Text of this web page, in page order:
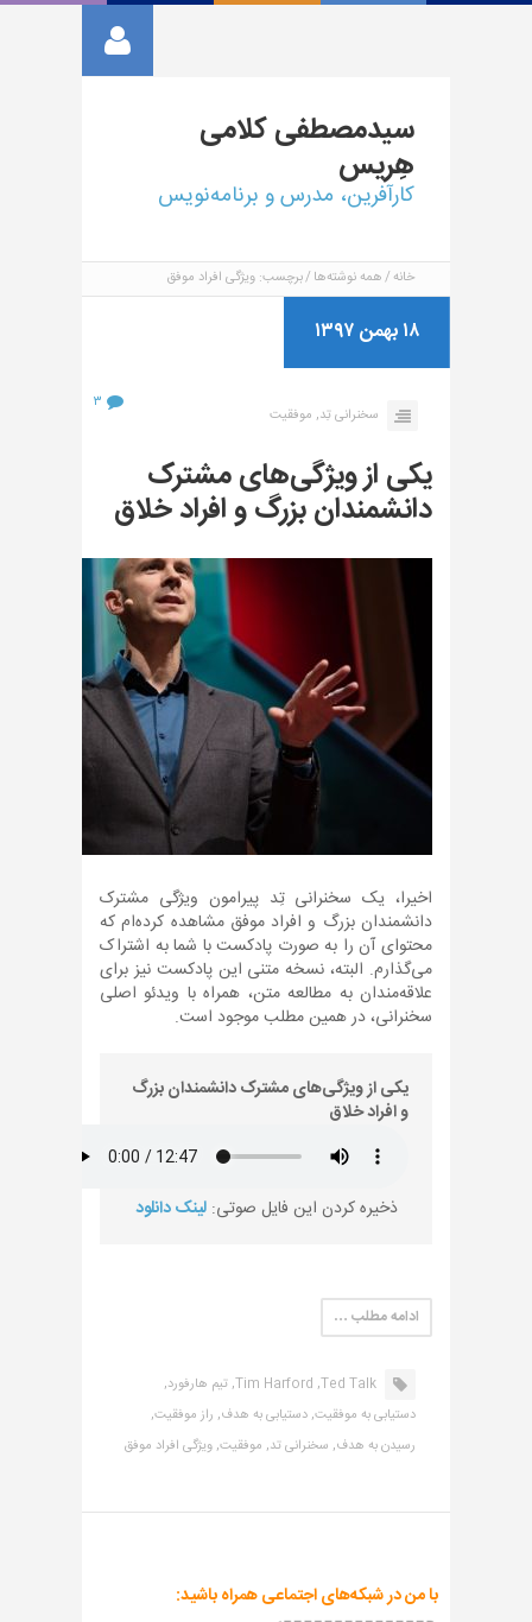
سیدمصطفیکلامی
هِریس
کارآفرین، مدرس و برنامه‌نویس
خانه همه نوشته‌ها برچسب: ویژگی افراد موفق
۱۸ بهمن ۱۳۹۷
سخنرانی تِد, موفقیت
۳
یکی از ویژگی‌های مشترک
دانشمندان بزرگ و افراد خلاق
اخیرا، یک سخنرانی تِد پیرامون ویژگی مشترک
دانشمندان بزرگ و افراد موفق مشاهده کرده‌ام که
محتوای آن را به صورت پادکست با شما به اشتراک
می‌گذارم. البته، نسخه متنی این پادکست نیز برای
علاقه‌مندان به مطالعه متن، همراه با ویدئو اصلی
سخنرانی، در همین مطلب موجود است.
یکی از ویژگی‌های مشترک دانشمندان بزرگ
و افراد خلاق
ذخیره کردن این فایل صوتی:لینک دانلود
ادامه مطلب …
Ted Talk,
Tim Harford, تیم هارفورد,
دستیابی به موفقیت,دستیابی به هدف, راز موفقیت,
رسیدن به هدف, سخنرانی تد, موفقیت,ویژگی افراد موفق
با من در شبکه‌های اجتماعی همراه باشید: